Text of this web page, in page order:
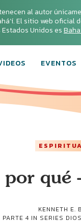
al autor
El sitio web oficial
Unidos es
EVENTOS
qué
KENNETH E.
PARTE 4 IN SERIES